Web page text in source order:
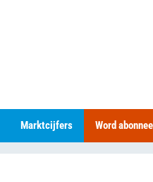
Marktcijfers Word abonnee